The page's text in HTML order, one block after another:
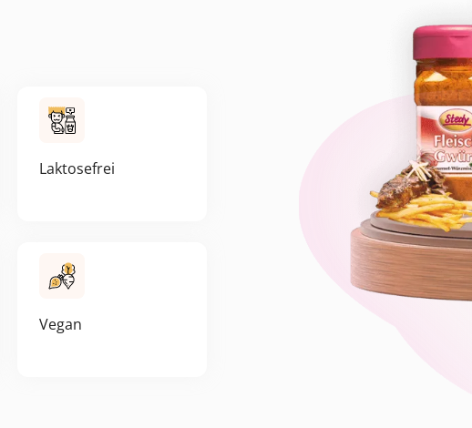
Laktosefrei
Vegan